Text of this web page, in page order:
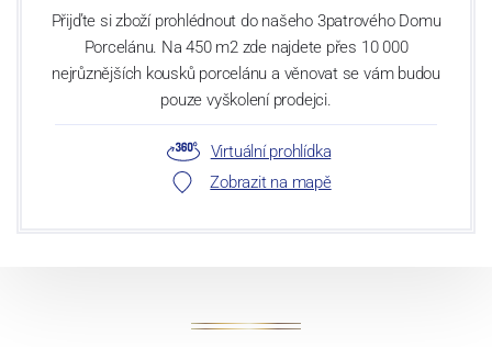
Přijďte si zboží prohlédnout do našeho 3patrového Domu
Porcelánu. Na 450 m2 zde najdete přes 10 000
nejrůznějších kousků porcelánu a věnovat se vám budou
pouze vyškolení prodejci.
Virtuální prohlídka
Zobrazit na mapě